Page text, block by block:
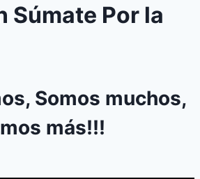
Súmate Por la
Somos muchos,
más!!!